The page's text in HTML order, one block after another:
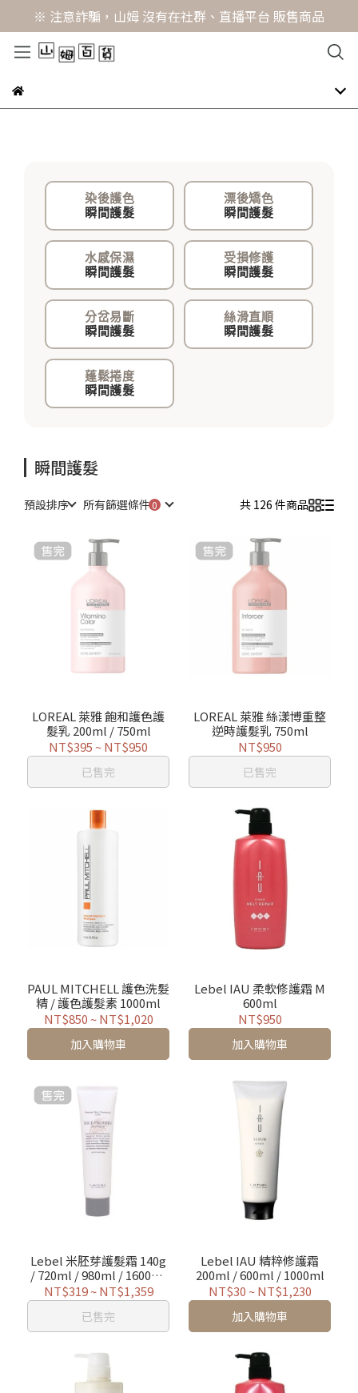
※ 注意詐騙，山姆 沒有在社群、直播平台 販售商品
染後護色
瞬間護髮
漂後矯色
瞬間護髮
水感保濕
瞬間護髮
受損修護
瞬間護髮
分岔易斷
瞬間護髮
絲滑直順
瞬間護髮
蓬鬆捲度
瞬間護髮
瞬間護髮
預設排序 所有篩選條件 共 126 件商品
LOREAL 萊雅 飽和護色護
髮乳 200ml / 750ml
NT$395 ~NT$950
已售完
LOREAL 萊雅 絲漾博重整
逆時護髮乳 750ml
NT$950
已售完
PAUL MITCHELL 護色洗髮
精 / 護色護髮素 1000ml
NT$850 ~NT$1,020
加入購物車
Lebel IAU 柔軟修護霜 M
600ml
NT$950
加入購物車
Lebel 米胚芽護髮霜 140g
/ 720ml / 980ml / 1600ml
補充包
NT$319~NT$1,359
已售完
Lebel IAU 精粹修護霜
200ml / 600ml / 1000ml
NT$30 ~NT$1,230
加入購物車